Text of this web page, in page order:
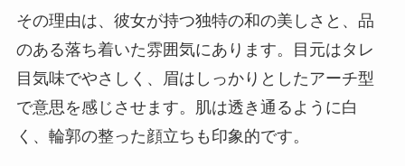
その理由は、彼女が持つ独特の和の美しさと、品
のある落ち着いた雰囲気にあります。目元はタレ
目気味でやさしく、眉はしっかりとしたアーチ型
で意思を感じさせます。肌は透き通るように白
く、輪郭の整った顔立ちも印象的です。